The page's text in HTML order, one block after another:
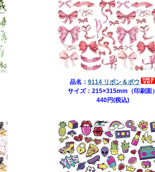
品名： 9114 リボン＆ボウ
サイズ：215×315mm（印刷面）
440円(税込)